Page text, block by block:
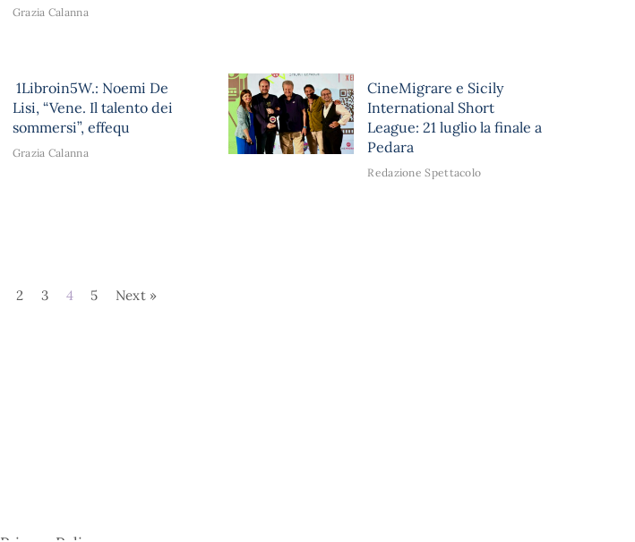
Grazia Calanna
1Libroin5W.: Noemi De
Lisi, “Vene. Il talento dei
sommersi”, effequ
Grazia Calanna
CineMigrare e Sicily
International Short
League: 21 luglio la finale a
Pedara
Redazione Spettacolo
2 3 4 5 Next »